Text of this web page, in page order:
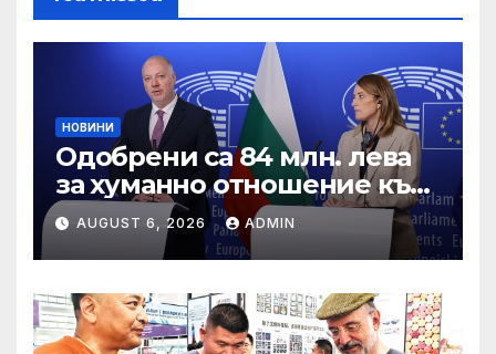
НОВИНИ
Одобрени са 84 млн. лева
за хуманно отношение към
свине и птици
AUGUST 6, 2026 ADMIN